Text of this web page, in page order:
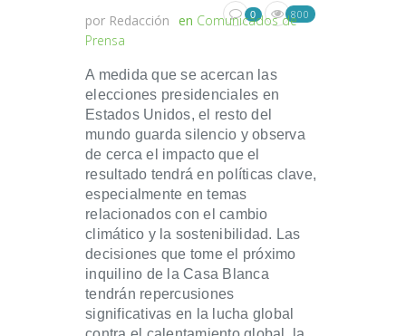
por Redacción en Comunicados de
Prensa
0 800
A medida que se acercan las
elecciones presidenciales en
Estados Unidos, el resto del
mundo guarda silencio y observa
de cerca el impacto que el
resultado tendrá en políticas clave,
especialmente en temas
relacionados con el cambio
climático y la sostenibilidad. Las
decisiones que tome el próximo
inquilino de la Casa Blanca
tendrán repercusiones
significativas en la lucha global